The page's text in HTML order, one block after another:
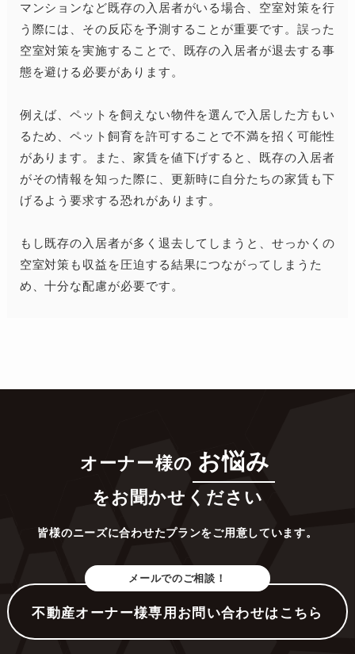
マンションなど既存の入居者がいる場合、空室対策を行
う際には、その反応を予測することが重要です。誤った
空室対策を実施することで、既存の入居者が退去する事
態を避ける必要があります。
例えば、ペットを飼えない物件を選んで入居した方もい
るため、ペット飼育を許可することで不満を招く可能性
があります。また、家賃を値下げすると、既存の入居者
がその情報を知った際に、更新時に自分たちの家賃も下
げるよう要求する恐れがあります。
もし既存の入居者が多く退去してしまうと、せっかくの
空室対策も収益を圧迫する結果につながってしまうた
め、十分な配慮が必要です。
オーナー様の お悩み
をお聞かせください
皆様のニーズに合わせたプランをご用意しています。
メールでのご相談！
不動産オーナー様専用お問い合わせはこちら